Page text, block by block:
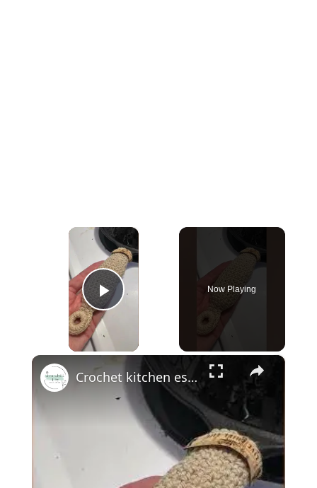
×
Play Video
Now Playing
×
Crochet kitchen essential patterns 🧑🏼‍🍳